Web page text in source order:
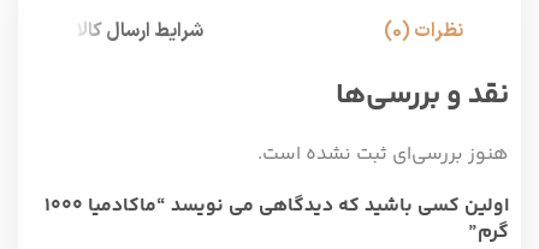
نظرات (0) شرایط ارسال کالا
نقد و بررسی‌ها
هنوز بررسی‌ای ثبت نشده است.
اولین کسی باشید که دیدگاهی می نویسد “ماکادمیا ۱۰۰۰
گرم”